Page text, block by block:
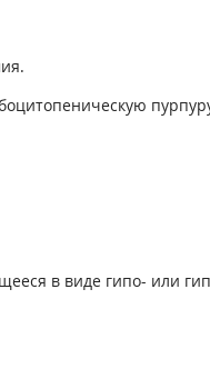
в виде гипо- или